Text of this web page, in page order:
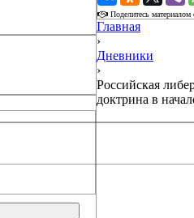
Поделитесь материалом
Главная
›
Дневники
›
Российская
доктрина в